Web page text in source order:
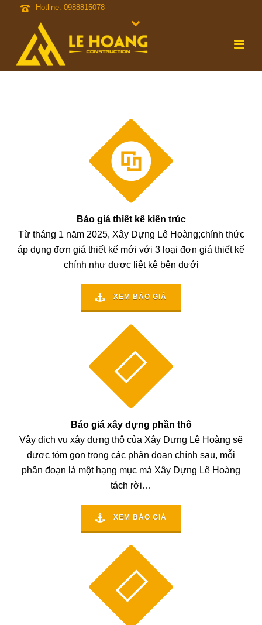
Hotline: 0988815078
Báo giá thiết kế kiến trúc
Từ tháng 1 năm 2025, Xây Dựng Lê Hoàng;chính thức
áp dụng đơn giá thiết kế mới với 3 loại đơn giá thiết kế
chính như được liệt kê bên dưới
XEM BÁO GIÁ
Báo giá xây dựng phần thô
Vậy dịch vụ xây dựng thô của Xây Dựng Lê Hoàng sẽ
được tóm gọn trong các phân đoạn chính sau, mỗi
phân đoạn là một hạng mục mà Xây Dựng Lê Hoàng
tách rời…
XEM BÁO GIÁ